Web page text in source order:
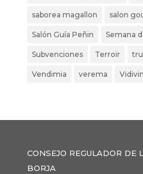
saborea magallon salon
Salón Guía Peñin Semana
Subvenciones Terroir
Vendimia verema
CONSEJO REGULADOR DE
BORJA